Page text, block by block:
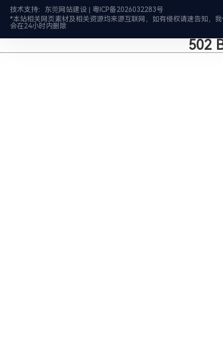
技术支持： 东莞网站建设| 粤ICP备2026032283号
*本站相关网页素材及相关资源均来源互联网，如有侵权请速告知，
会在24小时内删除
502